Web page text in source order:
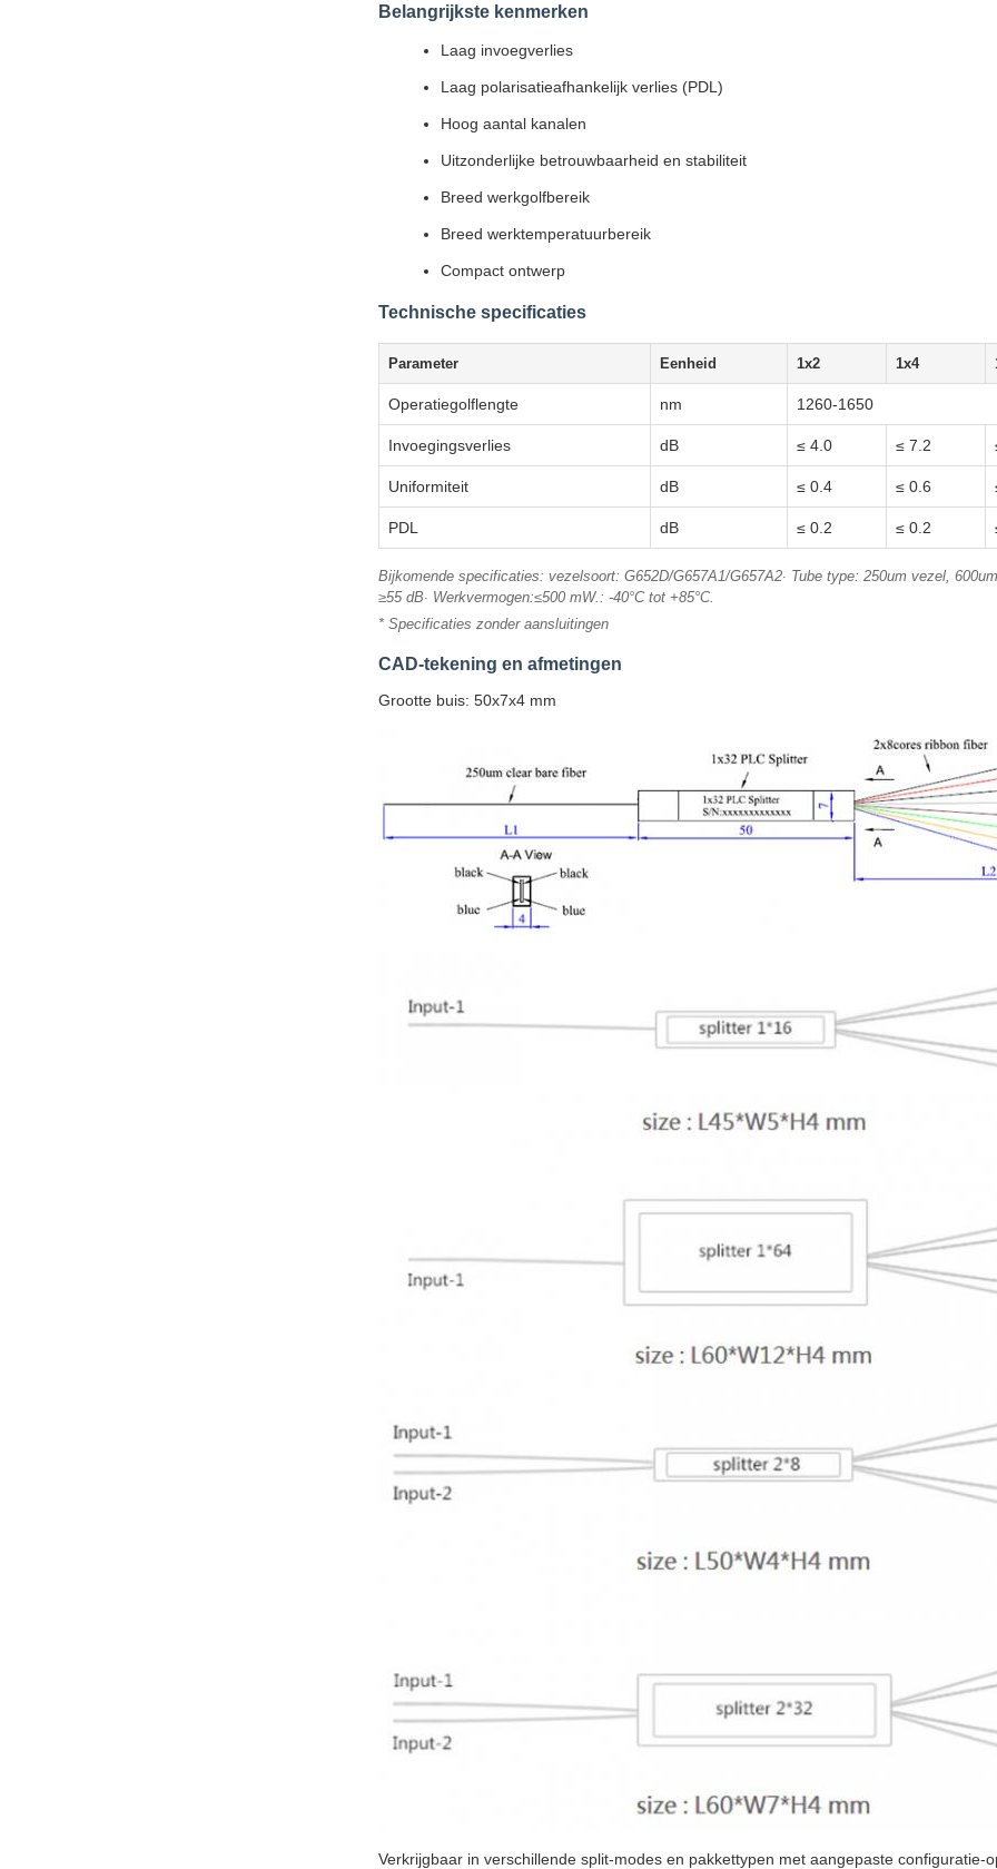
Belangrijkste kenmerken
Laag invoegverlies
Laag polarisatieafhankelijk verlies (PDL)
Hoog aantal kanalen
Uitzonderlijke betrouwbaarheid en stabiliteit
Breed werkgolfbereik
Breed werktemperatuurbereik
Compact ontwerp
Technische specificaties
Parameter Eenheid 1x2 1x4
Operatiegolflengte nm 1260-1650
Invoegingsverlies dB ≤ 4.0 ≤ 7.2
Uniformiteit dB ≤ 0.4 ≤ 0.6
PDL dB ≤ 0.2 ≤ 0.2
Bijkomende specificaties: vezelsoort: G652D/G657A1/G657A2∙ Tube type: 250um vezel,
≥55 dB∙ Werkvermogen:≤500 mW.: -40°C tot +85°C.
* Specificaties zonder aansluitingen
CAD-tekening en afmetingen
Grootte buis: 50x7x4 mm
Verkrijgbaar in verschillende split-modes en pakkettypen met aangepaste configuratie-